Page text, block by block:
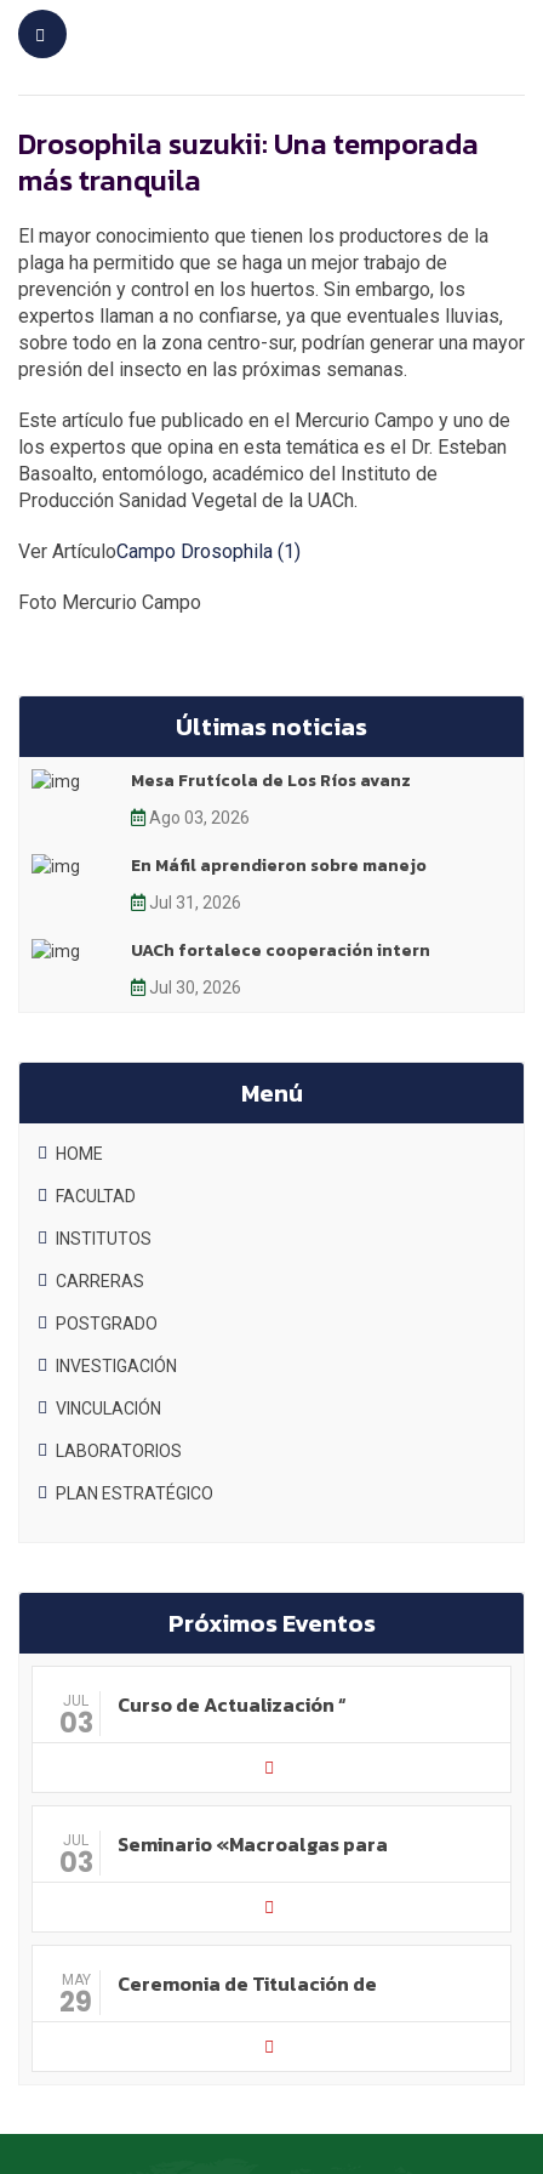
Drosophila suzukii: Una temporada
más tranquila
El mayor conocimiento que tienen los productores de la
plaga ha permitido que se haga un mejor trabajo de
prevención y control en los huertos. Sin embargo, los
expertos llaman a no confiarse, ya que eventuales lluvias,
sobre todo en la zona centro-sur, podrían generar una mayor
presión del insecto en las próximas semanas.
Este artículo fue publicado en el Mercurio Campo y uno de
los expertos que opina en esta temática es el Dr. Esteban
Basoalto, entomólogo, académico del Instituto de
Producción Sanidad Vegetal de la UACh.
Ver ArtículoCampo Drosophila (1)
Foto Mercurio Campo
Últimas noticias
Mesa Frutícola de Los Ríos avanz
Ago 03, 2026
En Máfil aprendieron sobre manejo
Jul 31, 2026
UACh fortalece cooperación intern
Jul 30, 2026
Menú
HOME
FACULTAD
INSTITUTOS
CARRERAS
POSTGRADO
INVESTIGACIÓN
VINCULACIÓN
LABORATORIOS
PLAN ESTRATÉGICO
Próximos Eventos
JUL
03 Curso de Actualización “
JUL
03 Seminario «Macroalgas para
MAY
29 Ceremonia de Titulación de